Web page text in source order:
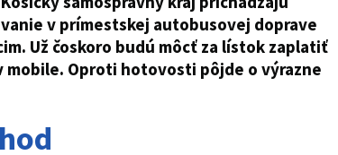
v prímestskej autobusovej doprave
Už čoskoro budú môcť za lístok zaplatiť
Oproti hotovosti pôjde o výrazne